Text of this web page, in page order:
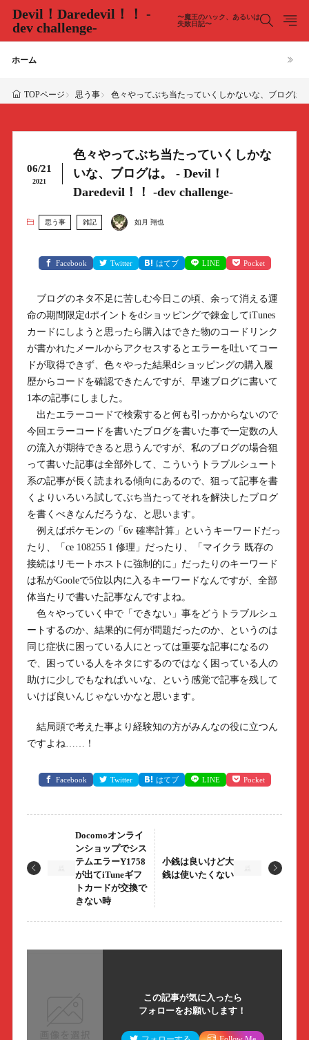
Devil！Daredevil！！ -
dev challenge-
〜魔王のハック、あるいは
失敗日記〜
ホーム
TOPページ 思う事 色々やってぶち当たっていくしかないな、ブログは。
06/21
2021
色々やってぶち当たっていくしかな
いな、ブログは。 - Devil！
Daredevil！！ -dev challenge-
思う事 雑記 如月 翔也
Facebook Twitter はてブ LINE Pocket
ブログのネタ不足に苦しむ今日この頃、余って消える運
命の期間限定dポイントをdショッピングで錬金してiTunes
カードにしようと思ったら購入はできた物のコードリンク
が書かれたメールからアクセスするとエラーを吐いてコー
ドが取得できず、色々やった結果dショッピングの購入履
歴からコードを確認できたんですが、早速ブログに書いて
1本の記事にしました。
出たエラーコードで検索すると何も引っかからないので
今回エラーコードを書いたブログを書いた事で一定数の人
の流入が期待できると思うんですが、私のブログの場合狙
って書いた記事は全部外して、こういうトラブルシュート
系の記事が長く読まれる傾向にあるので、狙って記事を書
くよりいろいろ試してぶち当たってそれを解決したブログ
を書くべきなんだろうな、と思います。
例えばポケモンの「6v 確率計算」というキーワードだっ
たり、「ce 108255 1 修理」だったり、「マイクラ 既存の
接続はリモートホストに強制的に」だったりのキーワード
は私がGooleで5位以内に入るキーワードなんですが、全部
体当たりで書いた記事なんですよね。
色々やっていく中で「できない」事をどうトラブルシュ
ートするのか、結果的に何が問題だったのか、というのは
同じ症状に困っている人にとっては重要な記事になるの
で、困っている人をネタにするのではなく困っている人の
助けに少しでもなればいいな、という感覚で記事を残して
いけば良いんじゃないかなと思います。
結局頭で考えた事より経験知の方がみんなの役に立つん
ですよね……！
Facebook Twitter はてブ LINE Pocket
Docomoオンライ
ンショップでシス
テムエラーY1758
が出てiTuneギフ
トカードが交換で
きない時
小銭は良いけど大
銭は使いたくない
この記事が気に入ったら
フォローをお願いします！